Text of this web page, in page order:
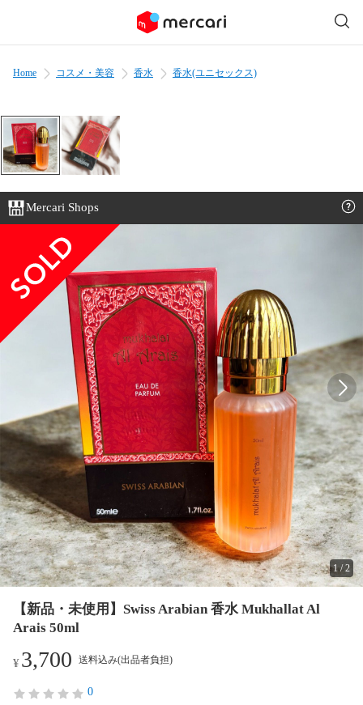
Home コスメ・美容 香水 香水(ユニセックス)
Mercari Shops
1/2
【新品・未使用】Swiss Arabian 香水 Mukhallat Al
Arais 50ml
¥3,700 送料込み(出品者負担)
0